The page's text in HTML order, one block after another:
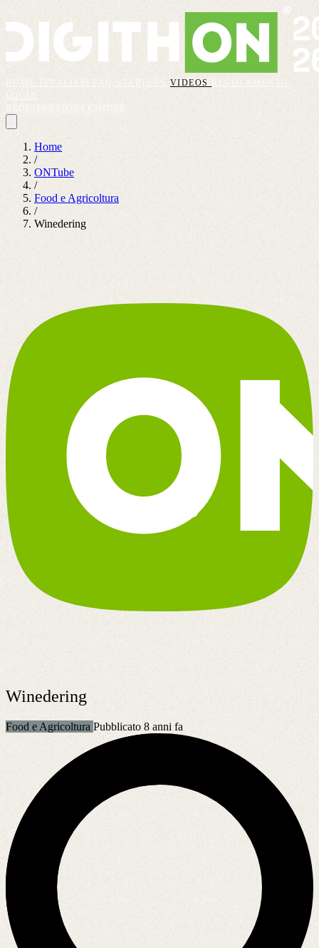
VIDEOS
REGOLAMENTO
Home
/
ONTube
/
Food e Agricoltura
/
Winedering
Winedering
Food e Agricoltura Pubblicato 8 anni fa